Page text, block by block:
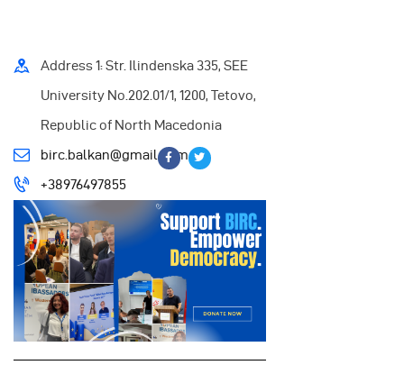
Address 1: Str. Ilindenska 335, SEE
University No.202.01/1, 1200, Tetovo,
Republic of North Macedonia
birc.balkan@gmail.com
+38976497855